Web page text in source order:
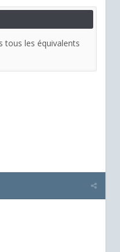
tous les équivalents